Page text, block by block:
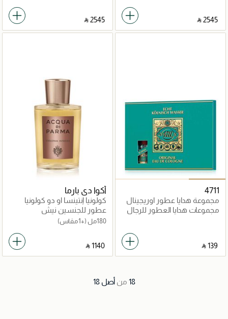
‎ ⃁ ⁦2545⁩ ‎
‎ ⃁ ⁦2545⁩ ‎
4711
مجموعة هدايا عطور اوريجينال
او دو كولون
مجموعات هدايا العطور للرجال
‎ ⃁ ⁦139⁩ ‎
أكوا دي بارما
كولونيا إنتينسا او دو كولونيا
عطور للجنسين نيش
180مل (+1 مقاس)
‎ ⃁ ⁦1140⁩ ‎
18 من أصل 18